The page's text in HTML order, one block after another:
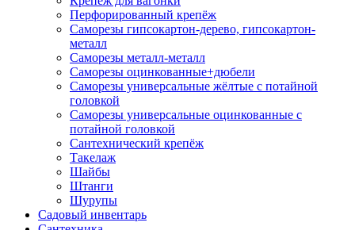
Перфорированный крепёж
Саморезы гипсокартон-дерево, гипсокартон-
металл
Саморезы металл-металл
Саморезы оцинкованные+дюбели
Саморезы универсальные жёлтые с потайной
головкой
Саморезы универсальные оцинкованные с
потайной головкой
Сантехнический крепёж
Такелаж
Шайбы
Штанги
Шурупы
Садовый инвентарь